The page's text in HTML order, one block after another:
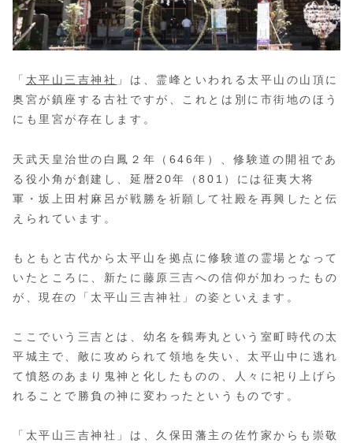
「 太平山三吉神社 」は、霊峰といわれる太平山の山頂に
奥宮が鎮座する古社ですが、これとは別に市街地のほう
にも里宮が存在します。
天武天皇治世の白鳳２年（646年）、修験道の開祖であ
る役小角が創建し、延暦20年（801）には征夷大将
軍・坂上田村麻呂が戦勝を祈願して社殿を再興したと伝
えられています。
もともと古代から太平山を拠点に修験道の霊場となって
いたところに、新たに藤原三吉への信仰が加わったもの
が、現在の「太平山三吉神社」の姿といえます。
ここでいう三吉とは、幼名を鶴寿丸という室町時代の太
平城主で、敵に攻められて領地を失い、太平山中に逃れ
て憤怒のあまり鬼神と化したものの、人々に祀り上げら
れることで勝負の神に変わったというものです。
「太平山三吉神社」は、久保田藩主の佐竹家からも崇敬